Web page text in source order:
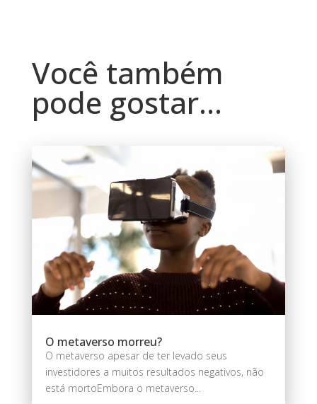
Você também
pode gostar…
O metaverso morreu?
O metaverso apesar de ter levado seus
investidores a muitos resultados negativos, não
está mortoEmbora o metaverso...